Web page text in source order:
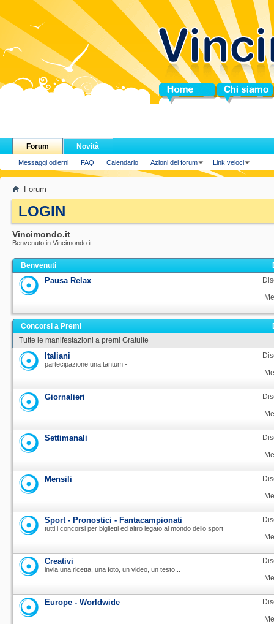
Home Chi siamo
Forum
Messaggi odierni FAQ Calendario Azioni del forum Link veloci
Novità
Forum
LOGIN.
Vincimondo.it
Benvenuto in Vincimondo.it.
Benvenuti
Pausa Relax
Concorsi a Premi
Tutte le manifestazioni a premi Gratuite
Italiani
partecipazione una tantum -
Giornalieri
Settimanali
Mensili
Sport - Pronostici - Fantacampionati
tutti i concorsi per biglietti ed altro legato al mondo dello sport
Creativi
invia una ricetta, una foto, un video, un testo...
Europe - Worldwide